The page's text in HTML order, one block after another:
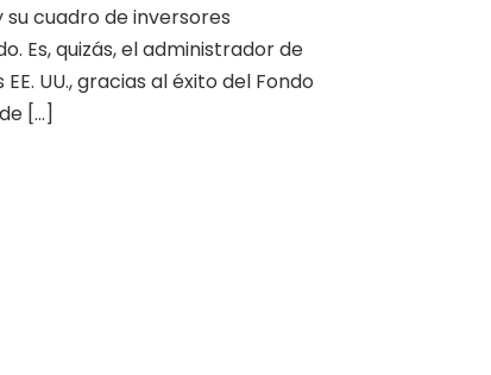
cuadro de inversores
Es, quizás, el administrador de
UU., gracias al éxito del Fondo
[...]